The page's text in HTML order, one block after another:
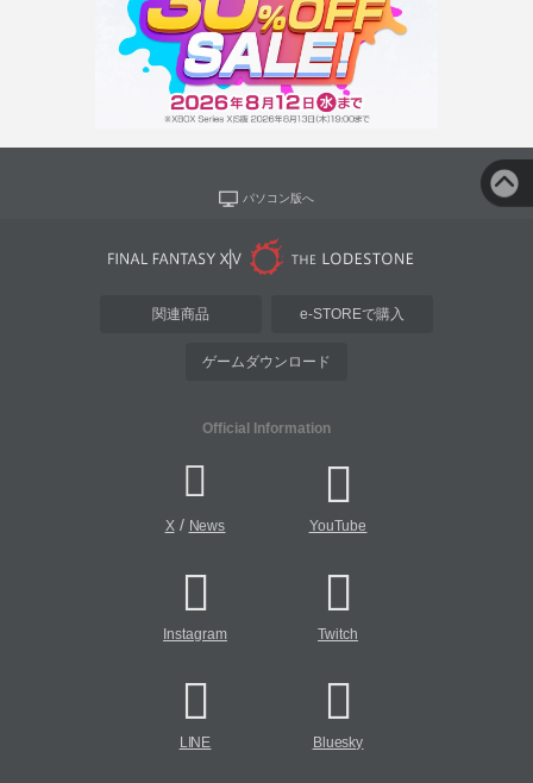
パソコン版へ
関連商品 e-STOREで購入
ゲームダウンロード
Official Information
X/ News YouTube
Instagram Twitch
LINE Bluesky